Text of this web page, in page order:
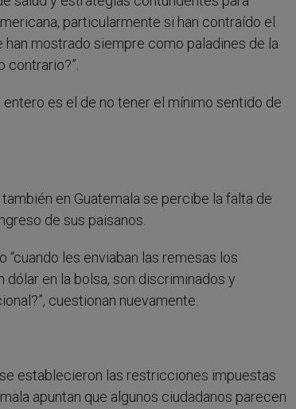
particularmente si han contraído el
mostrado siempre como paladines de la
contrario?”.
es el de no tener el mínimo sentido de
en Guatemala se percibe la falta de
de sus paisanos.
les enviaban las remesas los
dólar en la bolsa, son discriminados y
cuestionan nuevamente.
establecieron las restricciones impuestas
apuntan que algunos ciudadanos parecen